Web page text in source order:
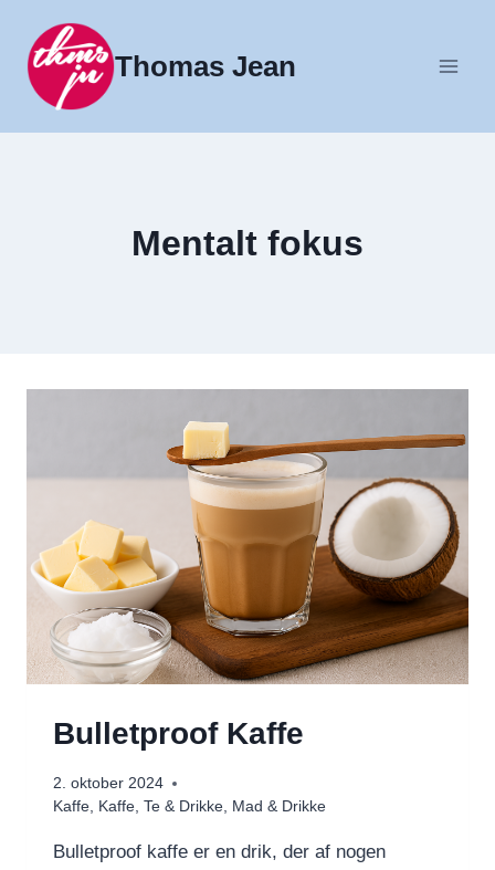
indhold
Thomas Jean
Mentalt fokus
Bulletproof Kaffe
2. oktober 2024
Kaffe, Kaffe, Te & Drikke, Mad & Drikke
Bulletproof kaffe er en drik, der af nogen